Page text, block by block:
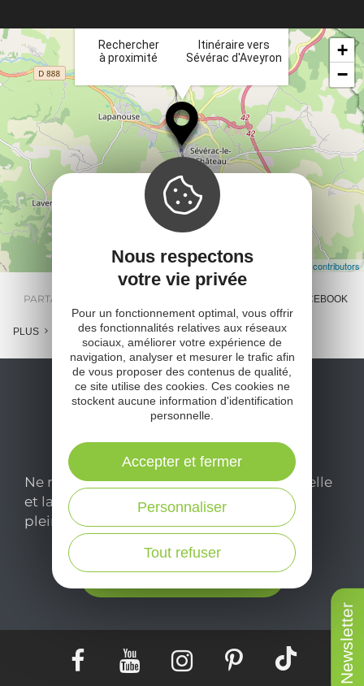
Newsletter
Rechercher
à proximité
Itinéraire vers
Sévérac d'Aveyron
+
−
Leaflet| Map data ©OpenStreetMap contributors
PARTAGER : FACEBOOK
PLUS
Ne manquez pas notre newsletter mensuelle
et laissez-vous inspirer pour profiter
pleinement de votre séjour en Aveyron.
Je m'abonne ici
Nous respectons
votre vie privée
Pour un fonctionnement optimal, vous offrir
des fonctionnalités relatives aux réseaux
sociaux, améliorer votre expérience de
navigation, analyser et mesurer le trafic afin
de vous proposer des contenus de qualité,
ce site utilise des cookies. Ces cookies ne
stockent aucune information d'identification
personnelle.
Tout refuser
Personnaliser
Accepter et fermer